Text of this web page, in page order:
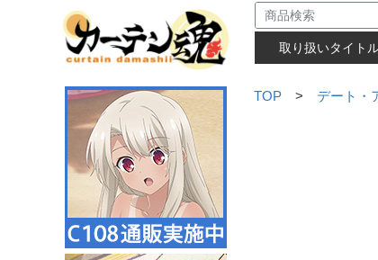
取り扱いタイト
TOP > デート・